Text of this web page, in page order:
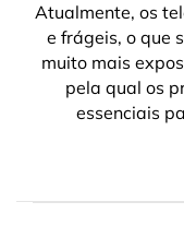
Atualmente, os
e frágeis, o que
muito mais
pela qual os
essenciais